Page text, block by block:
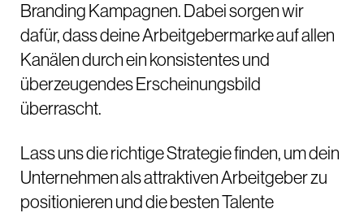
Branding Kampagnen. Dabei sorgen wir
dafür, dass deine Arbeitgebermarke auf allen
Kanälen durch ein konsistentes und
überzeugendes Erscheinungsbild
überrascht.
Lass uns die richtige Strategie finden, um dein
Unternehmen als attraktiven Arbeitgeber zu
positionieren und die besten Talente